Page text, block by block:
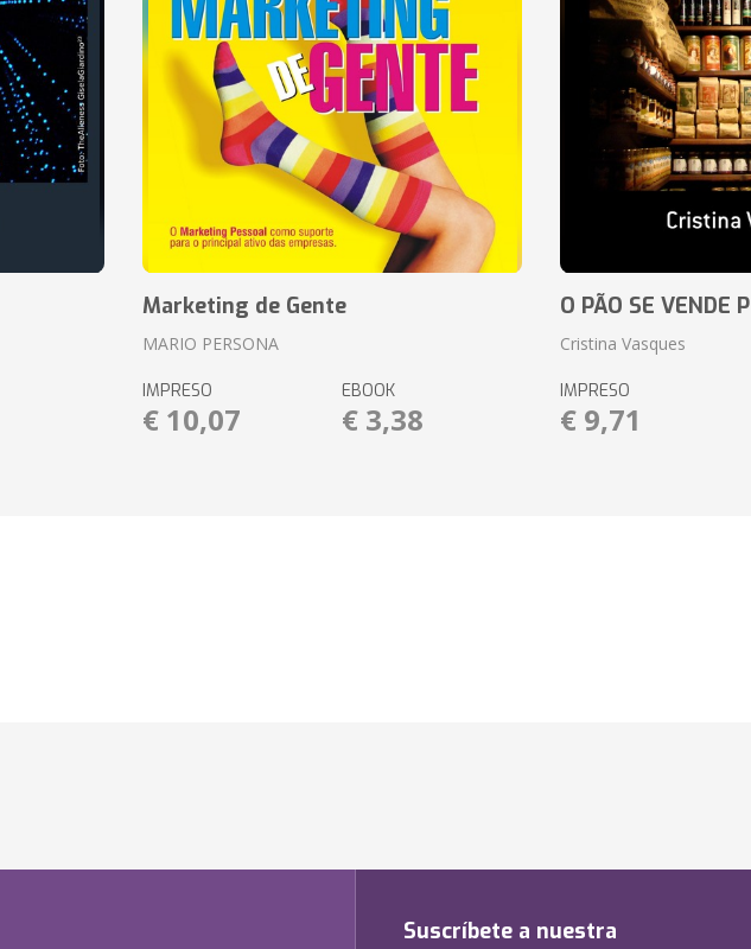
Marketing de Gente
MARIO PERSONA
IMPRESO
€ 10,07
EBOOK
€ 3,38
O PÃO SE VENDE
Cristina Vasques
IMPRESO
€ 9,71
Suscríbete a nuestra